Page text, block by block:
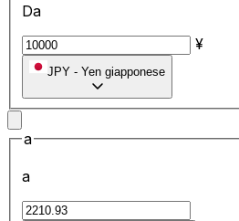
Da
¥
JPY - Yen giapponese
a
a